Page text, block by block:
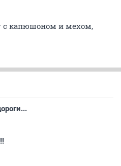
капюшоном и мехом,